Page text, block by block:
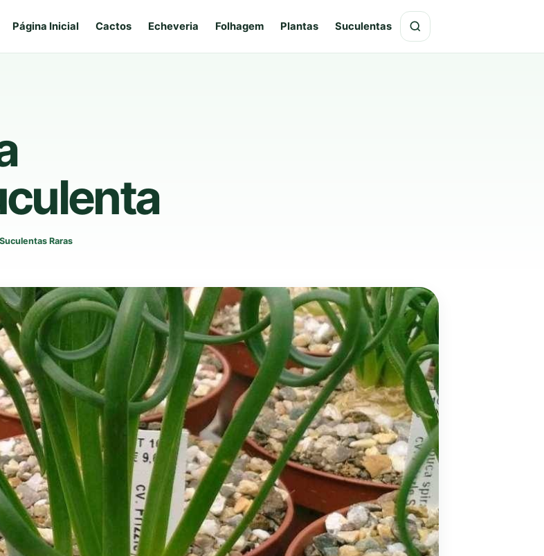
Página Inicial Cactos Echeveria Folhagem Plantas Suculentas
Suculentas Raras